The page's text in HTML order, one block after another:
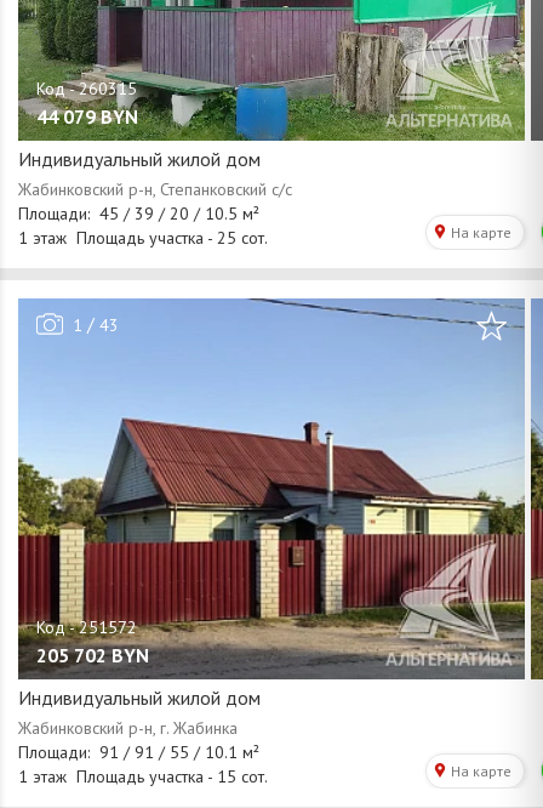
44 079 BYN
Индивидуальный жилой дом
1 / 43
205 702 BYN
Индивидуальный жилой дом